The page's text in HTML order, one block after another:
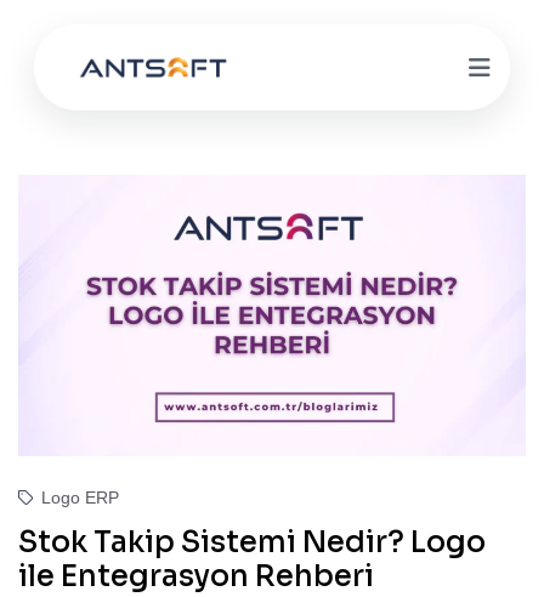
Logo ERP
Stok Takip Sistemi Nedir? Logo
ile Entegrasyon Rehberi